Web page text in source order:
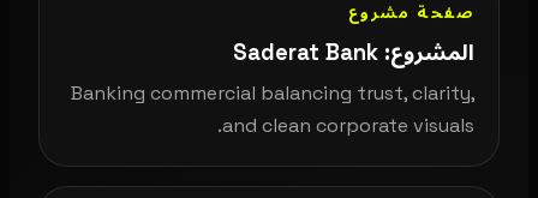
صفحة مشروع
المشروع: Saderat Bank
Banking commercial balancing trust, clarity,
and clean corporate visuals.